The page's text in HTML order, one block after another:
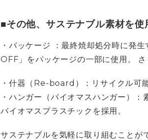
■その他、サステナブル素材を使
・パッケージ ：最終焼却処分時に発
OFF」をパッケージの一部に使用。
・什器（Re-board）：リサイクル可
・ハンガー（バイオマスハンガー）
バイオマスプラスチックを採用。
サステナブルを気軽に取り組むことが